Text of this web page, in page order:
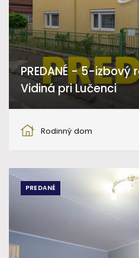
PREDANÉ - 5-
Vidiná pri Lučenci
Rodinný dom
PREDANÉ